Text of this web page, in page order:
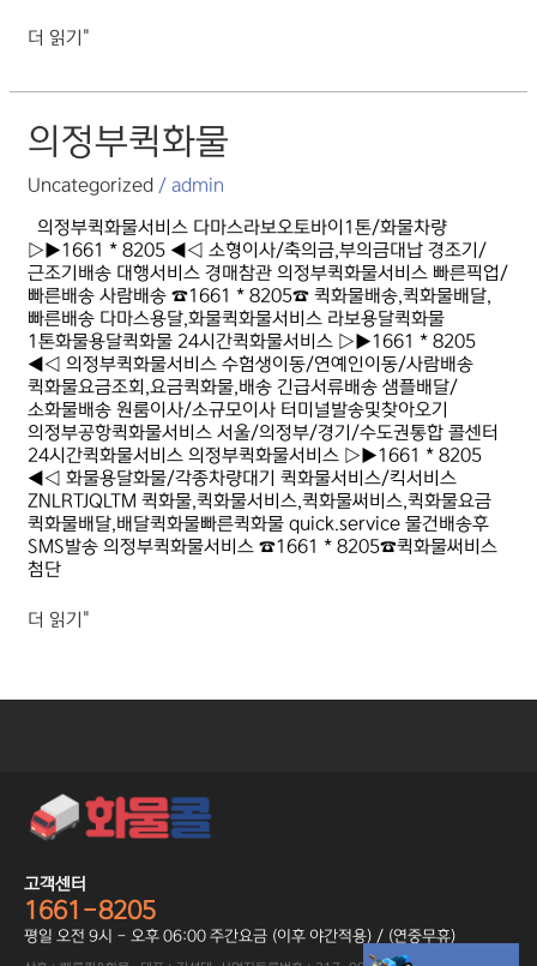
더 읽기"
의정부퀵화물
Uncategorized /admin
의정부퀵화물서비스 다마스라보오토바이1톤/화물차량
▷▶1661 * 8205 ◀◁ 소형이사/축의금,부의금대납 경조기/
근조기배송 대행서비스 경매참관 의정부퀵화물서비스 빠른픽업/
빠른배송 사람배송 ☎1661 * 8205☎ 퀵화물배송,퀵화물배달,
빠른배송 다마스용달,화물퀵화물서비스 라보용달퀵화물
1톤화물용달퀵화물 24시간퀵화물서비스 ▷▶1661 * 8205
◀◁ 의정부퀵화물서비스 수험생이동/연예인이동/사람배송
퀵화물요금조회,요금퀵화물,배송 긴급서류배송 샘플배달/
소화물배송 원룸이사/소규모이사 터미널발송및찾아오기
의정부공항퀵화물서비스 서울/의정부/경기/수도권통합 콜센터
24시간퀵화물서비스 의정부퀵화물서비스 ▷▶1661 * 8205
◀◁ 화물용달화물/각종차량대기 퀵화물서비스/킥서비스
ZNLRTJQLTM 퀵화물,퀵화물서비스,퀵화물써비스,퀵화물요금
퀵화물배달,배달퀵화물빠른퀵화물 quick.service 물건배송후
SMS발송 의정부퀵화물서비스 ☎1661 * 8205☎퀵화물써비스
첨단
의정부퀵화물
더 읽기"
고객센터
1661-8205
평일 오전 9시 - 오후 06:00 주간요금 (이후 야간적용) / (연중무휴)